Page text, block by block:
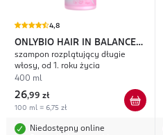
4,8
ONLYBIO HAIR IN BALANCE
Kids
szampon rozplątujący długie
włosy, od 1. roku życia
400 ml
26,99 zł
100 ml = 6,75 zł
Niedostępny online